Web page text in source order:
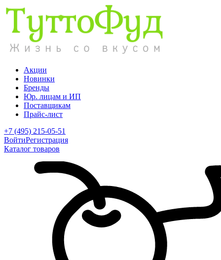
Акции
Новинки
Бренды
Юр. лицам и ИП
Поставщикам
Прайс-лист
+7 (495) 215-05-51
ВойтиРегистрация
Каталог товаров